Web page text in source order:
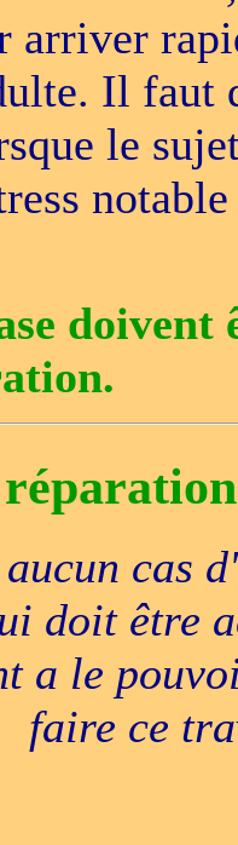
arriver
Il faut
le
cas
doit être
a le
faire ce